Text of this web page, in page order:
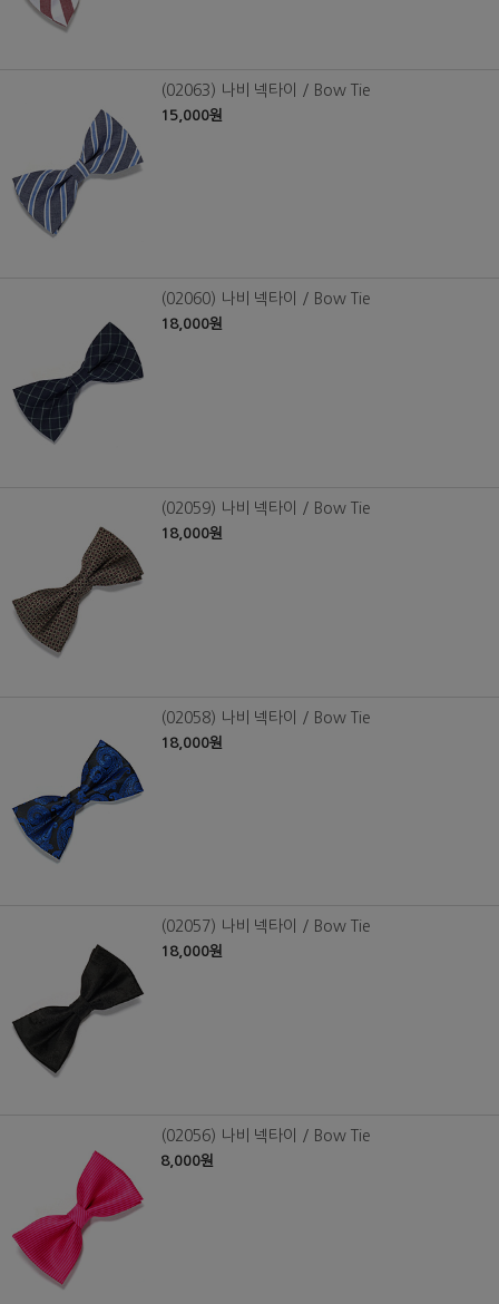
(02063) 나비 넥타이 / Bow Tie
15,000원
(02060) 나비 넥타이 / Bow Tie
18,000원
(02059) 나비 넥타이 / Bow Tie
18,000원
(02058) 나비 넥타이 / Bow Tie
18,000원
(02057) 나비 넥타이 / Bow Tie
18,000원
(02056) 나비 넥타이 / Bow Tie
8,000원